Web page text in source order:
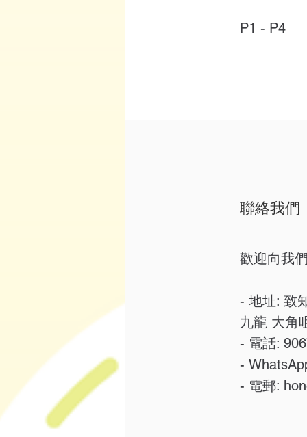
P1 - P4
聯絡我們
歡迎向我
- ​地址: 致
九龍 大角
- 電話:
-
- 電郵: